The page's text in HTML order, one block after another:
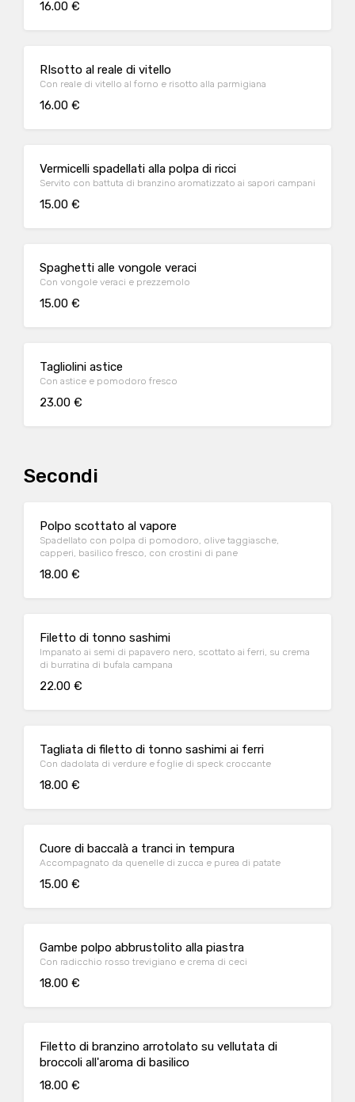
16.00 €
RIsotto al reale di vitello
Con reale di vitello al forno e risotto alla parmigiana
16.00 €
Vermicelli spadellati alla polpa di ricci
Servito con battuta di branzino aromatizzato ai sapori campani
15.00 €
Spaghetti alle vongole veraci
Con vongole veraci e prezzemolo
15.00 €
Tagliolini astice
Con astice e pomodoro fresco
23.00 €
Secondi
Polpo scottato al vapore
Spadellato con polpa di pomodoro, olive taggiasche,
capperi, basilico fresco, con crostini di pane
18.00 €
Filetto di tonno sashimi
Impanato ai semi di papavero nero, scottato ai ferri, su crema
di burratina di bufala campana
22.00 €
Tagliata di filetto di tonno sashimi ai ferri
Con dadolata di verdure e foglie di speck croccante
18.00 €
Cuore di baccalà a tranci in tempura
Accompagnato da quenelle di zucca e purea di patate
15.00 €
Gambe polpo abbrustolito alla piastra
Con radicchio rosso trevigiano e crema di ceci
18.00 €
Filetto di branzino arrotolato su vellutata di
broccoli all'aroma di basilico
18.00 €